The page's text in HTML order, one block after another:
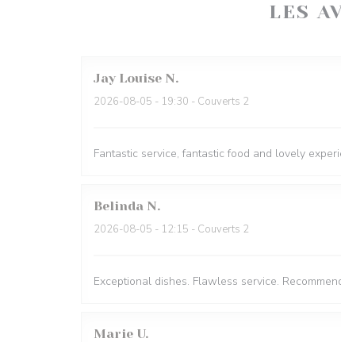
LES
Jay Louise N
2026-08-05 - 19:30 - Couverts 2
Fantastic service, fantastic food and lovely
Belinda N
2026-08-05 - 12:15 - Couverts 2
Exceptional dishes. Flawless service.
Marie U